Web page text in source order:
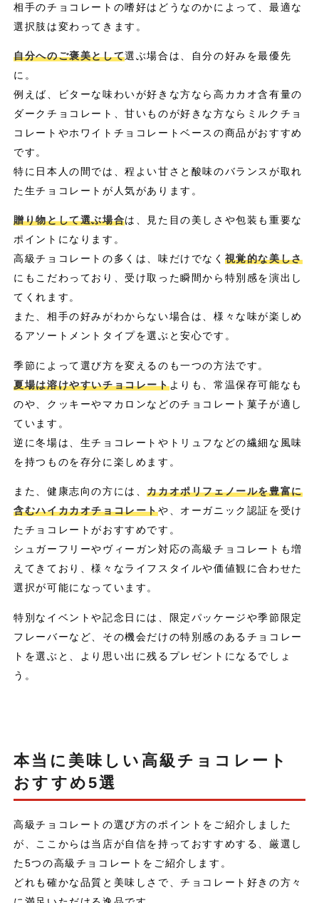
相手のチョコレートの嗜好はどうなのかによって、最適な
選択肢は変わってきます。
自分へのご褒美として選ぶ場合は、自分の好みを最優先
に。
例えば、ビターな味わいが好きな方なら高カカオ含有量の
ダークチョコレート、甘いものが好きな方ならミルクチョ
コレートやホワイトチョコレートベースの商品がおすすめ
です。
特に日本人の間では、程よい甘さと酸味のバランスが取れ
た生チョコレートが人気があります。
贈り物として選ぶ場合は、見た目の美しさや包装も重要な
ポイントになります。
高級チョコレートの多くは、味だけでなく 視覚的な美しさ
にもこだわっており、受け取った瞬間から特別感を演出し
てくれます。
また、相手の好みがわからない場合は、様々な味が楽しめ
るアソートメントタイプを選ぶと安心です。
季節によって選び方を変えるのも一つの方法です。
夏場は溶けやすいチョコレートよりも、常温保存可能なも
のや、クッキーやマカロンなどのチョコレート菓子が適し
ています。
逆に冬場は、生チョコレートやトリュフなどの繊細な風味
を持つものを存分に楽しめます。
また、健康志向の方には、カカオポリフェノールを豊富に
含むハイカカオチョコレートや、オーガニック認証を受け
たチョコレートがおすすめです。
シュガーフリーやヴィーガン対応の高級チョコレートも増
えてきており、様々なライフスタイルや価値観に合わせた
選択が可能になっています。
特別なイベントや記念日には、限定パッケージや季節限定
フレーバーなど、その機会だけの特別感のあるチョコレー
トを選ぶと、より思い出に残るプレゼントになるでしょ
う。
本当に美味しい高級チョコレート
おすすめ5選
高級チョコレートの選び方のポイントをご紹介しました
が、ここからは当店が自信を持っておすすめする、厳選し
た5つの高級チョコレートをご紹介します。
どれも確かな品質と美味しさで、チョコレート好きの方々